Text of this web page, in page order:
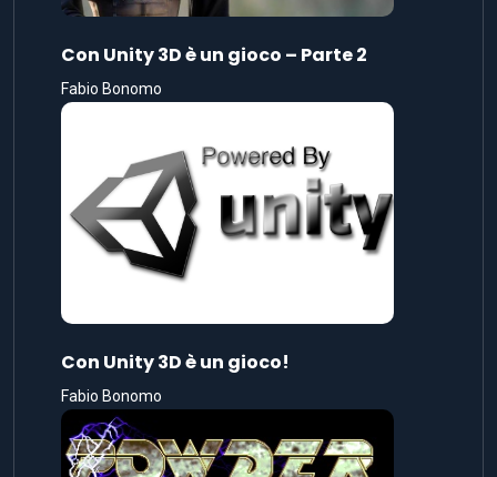
Con Unity 3D è un gioco – Parte 2
Fabio Bonomo
Con Unity 3D è un gioco!
Fabio Bonomo